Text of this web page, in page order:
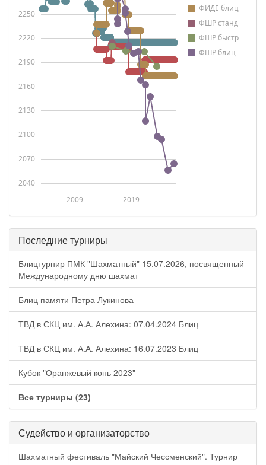
ФИДЕ блиц
ФШР станд
ФШР быстр
ФШР блиц
2009 2019
2040
2070
2100
2130
2160
2190
2220
2250
Последние турниры
Блицтурнир ПМК "Шахматный" 15.07.2026, посвященный
Международному дню шахмат
Блиц памяти Петра Лукинова
ТВД в СКЦ им. А.А. Алехина: 07.04.2024 Блиц
ТВД в СКЦ им. А.А. Алехина: 16.07.2023 Блиц
Кубок "Оранжевый конь 2023"
Все турниры (23)
Судейство и организаторство
Шахматный фестиваль "Майский Чессменский". Турнир